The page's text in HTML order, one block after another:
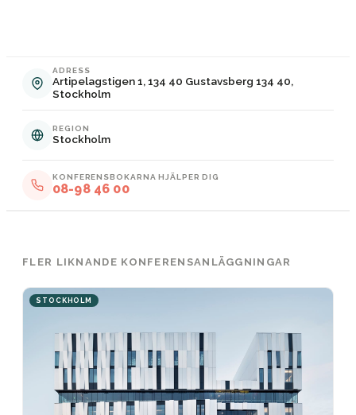
ADRESS
Artipelagstigen 1, 134 40 Gustavsberg 134 40,
Stockholm
REGION
Stockholm
KONFERENSBOKARNA HJÄLPER DIG
08-98 46 00
FLER LIKNANDE KONFERENSANLÄGGNINGAR
STOCKHOLM